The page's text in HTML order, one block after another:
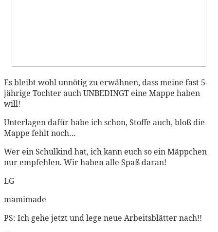
Es bleibt wohl unnötig zu erwähnen, dass meine fast 5-
jährige Tochter auch UNBEDINGT eine Mappe haben
will!
Unterlagen dafür habe ich schon, Stoffe auch, bloß die
Mappe fehlt noch…
Wer ein Schulkind hat, ich kann euch so ein Mäppchen
nur empfehlen. Wir haben alle Spaß daran!
LG
mamimade
PS: Ich gehe jetzt und lege neue Arbeitsblätter nach!!